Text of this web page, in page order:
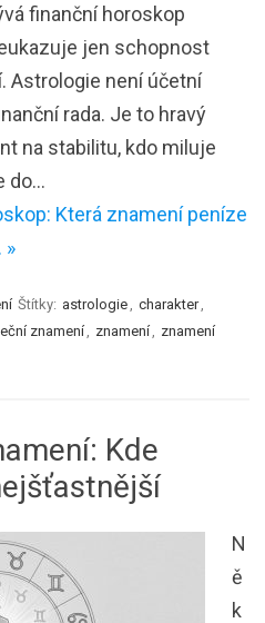
finanční horoskop
jen schopnost
Astrologie není účetní
rada. Je to hravý
na stabilitu, kdo miluje
do…
Která znamení peníze
»
Štítky: astrologie charakter
znamení znamení
znamení
Kde
N
ě
k